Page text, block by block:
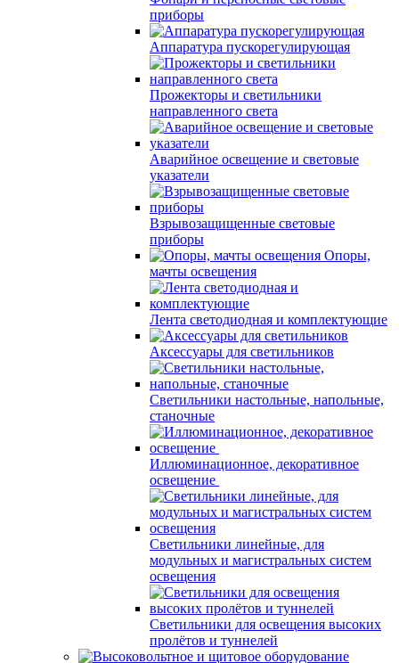
приборы
Аппаратура пускорегулирующая
Прожекторы и светильники
направленного света
Аварийное освещение и световые
указатели
Взрывозащищенные световые
приборы
Опоры,
мачты освещения
Лента светодиодная и комплектующие
Аксессуары для светильников
Светильники настольные, напольные,
станочные
Иллюминационное, декоративное
освещение
Светильники линейные, для
модульных и магистральных систем
освещения
Светильники для освещения высоких
пролётов и туннелей